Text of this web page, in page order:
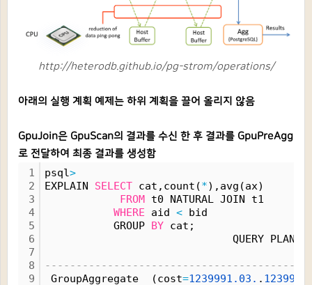
http://heterodb.github.io/pg-strom/operations/
아래의 실행 계획 예제는 하위 계획을 끌어 올리지 않음
GpuJoin은 GpuScan의 결과를 수신 한 후 결과를 GpuPreAgg
로 전달하여 최종 결과를 생성함
1
2
3
4
5
6
7
8
9
psql>
EXPLAIN SELECT cat,count(*),avg(ax)
FROM t0 NATURAL JOIN t1
WHERE aid < bid
GROUP BY cat;
QUERY PLAN
GroupAggregate  (cost=1239991. 03. .